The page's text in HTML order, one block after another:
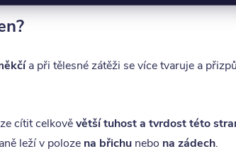
a při tělesné zátěži se více tvaruje a
cítit celkověvětší tuhost a tvrdost této
leží v poloze na břichu nebo na zádech.